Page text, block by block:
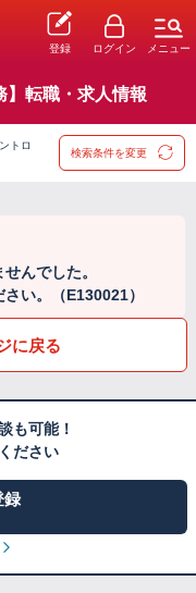
登録 ログイン メニュー
】転職・求人情報
トロ
検索条件を変更
んでした。
い。（E130021）
に戻る
も可能！
ださい
録